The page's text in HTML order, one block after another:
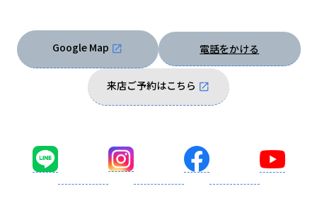
Google Map 電話をかける
来店ご予約はこちら